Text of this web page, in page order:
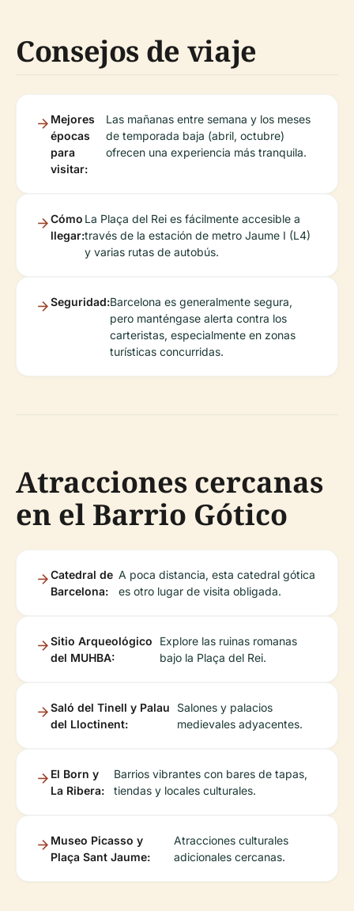
Consejos de viaje
Mejores
épocas
para
visitar:
Las mañanas entre semana y los meses
de temporada baja (abril, octubre)
ofrecen una experiencia más tranquila.
Cómo
llegar:
La Plaça del Rei es fácilmente accesible a
través de la estación de metro Jaume I (L4)
y varias rutas de autobús.
Seguridad:Barcelona es generalmente segura,
pero manténgase alerta contra los
carteristas, especialmente en zonas
turísticas concurridas.
Atracciones cercanas
en el Barrio Gótico
Catedral de
Barcelona:
A poca distancia, esta catedral gótica
es otro lugar de visita obligada.
Sitio Arqueológico
del MUHBA:
Explore las ruinas romanas
bajo la Plaça del Rei.
Saló del Tinell y Palau
del Lloctinent:
Salones y palacios
medievales adyacentes.
El Born y
La Ribera:
Barrios vibrantes con bares de tapas,
tiendas y locales culturales.
Museo Picasso y
Plaça Sant Jaume:
Atracciones culturales
adicionales cercanas.